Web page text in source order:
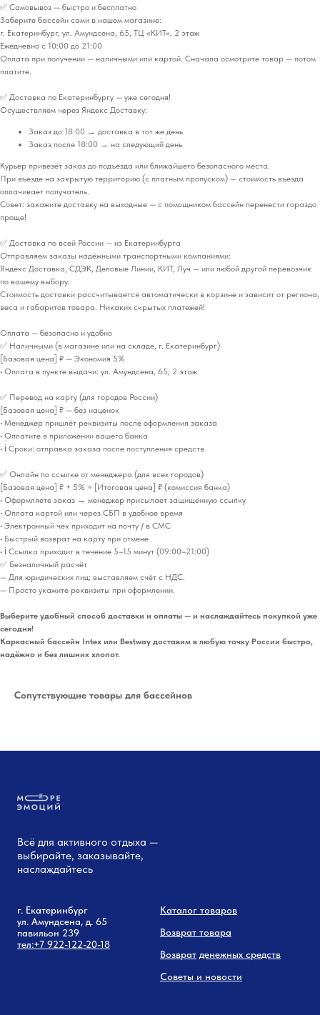
✅ Самовывоз — быстро и бесплатно
Заберите бассейн сами в нашем магазине:
г. Екатеринбург, ул. Амундсена, 65, ТЦ «КИТ», 2 этаж
Ежедневно с 10:00 до 21:00
Оплата при получении — наличными или картой. Сначала осмотрите товар — потом
платите.
✅ Доставка по Екатеринбургу — уже сегодня!
Осуществляем через Яндекс Доставку:
Заказ до 18:00 → доставка в тот же день
Заказ после 18:00 → на следующий день
Курьер привезёт заказ до подъезда или ближайшего безопасного места.
При въезде на закрытую территорию (с платным пропуском) — стоимость въезда
оплачивает получатель.
Совет: закажите доставку на выходные — с помощником бассейн перенести гораздо
проще!
✅ Доставка по всей России — из Екатеринбурга
Отправляем заказы надёжными транспортными компаниями:
Яндекс Доставка, СДЭК, Деловые Линии, КИТ, Луч — или любой другой перевозчик
по вашему выбору.
Стоимость доставки рассчитывается автоматически в корзине и зависит от региона,
веса и габаритов товара. Никаких скрытых платежей!
Оплата — безопасно и удобно
✅ Наличными (в магазине или на складе, г. Екатеринбург)
[Базовая цена] ₽ — Экономия 5%
• Оплата в пункте выдачи: ул. Амундсена, 65, 2 этаж
✅ Перевод на карту (для городов России)
[Базовая цена] ₽ — без наценок
• Менеджер пришлёт реквизиты после оформления заказа
• Оплатите в приложении вашего банка
• ℹ️ Сроки: отправка заказа после поступления средств
✅ Онлайн по ссылке от менеджера (для всех городов)
[Базовая цена] ₽ + 5% = [Итоговая цена] ₽ (комиссия банка)
• Оформляете заказ → менеджер присылает защищённую ссылку
• Оплата картой или через СБП в удобное время
• Электронный чек приходит на почту / в СМС
• Быстрый возврат на карту при отмене
• ℹ️ Ссылка приходит в течение 5–15 минут (09:00–21:00)
✅ Безналичный расчёт
— Для юридических лиц: выставляем счёт с НДС.
— Просто укажите реквизиты при оформлении.
Выберите удобный способ доставки и оплаты — и наслаждайтесь покупкой уже
сегодня!
Каркасный бассейн Intex или Bestway доставим в любую точку России быстро,
надёжно и без лишних хлопот.
Сопутствующие товары для бассейнов
Всё для активного отдыха —
выбирайте, заказывайте,
наслаждайтесь
г. Екатеринбург
ул. Амундсена, д. 65
павильон 239
тел:+7 922-122-20-18
Каталог товаров
Возврат товара
Возврат денежных средств
Советы и новости